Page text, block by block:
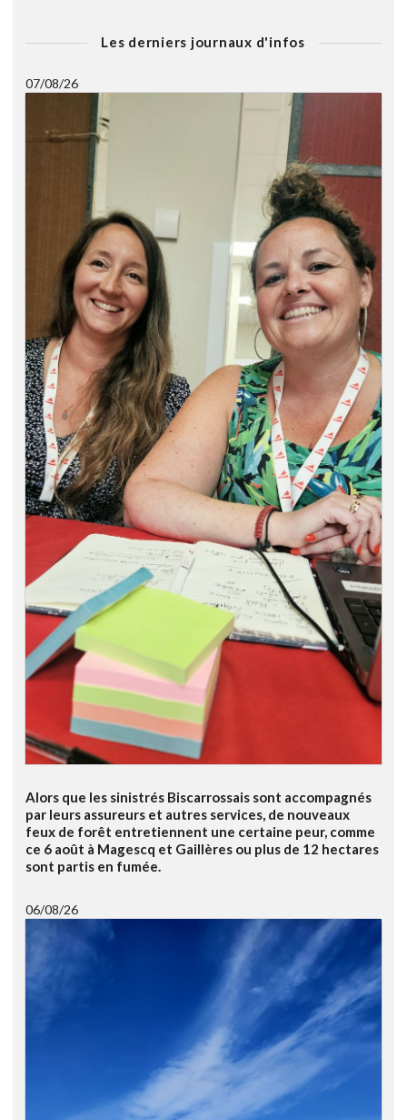
Les derniers journaux d'infos
07/08/26
Alors que les sinistrés Biscarrossais sont accompagnés
par leurs assureurs et autres services, de nouveaux
feux de forêt entretiennent une certaine peur, comme
ce 6 août à Magescq et Gaillères ou plus de 12 hectares
sont partis en fumée.
06/08/26